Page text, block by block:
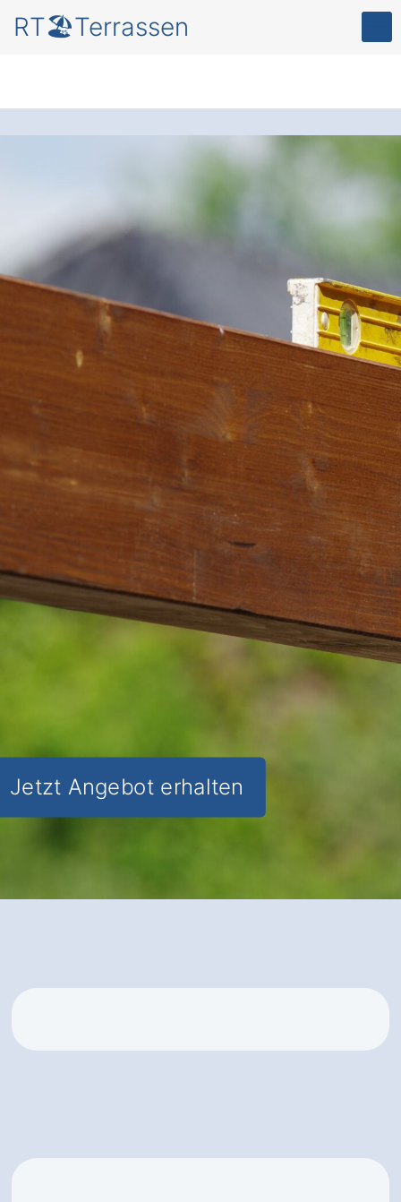
RT🏖️Terrassen
Terrassenüberdachu
ng in Hennef
Depensiefen im
Fokus
für mehr
Komfort und Schutz
in Ihrem Garten.
Die Terrassenüberdachung in Hennef
Depensiefen : Schutz vor Wetter, mehr
Lebensqualität und
ganzjähriger
Nutzen für Ihren Garten .
✅ Unverbindlich & Kostenfrei
✅Fundierte Beratungvon
Überdachungs-Experten
✅ Schutz und Komfort im Garten
✅ Inkl. Terrassenüberdachung
Jetzt Angebot erhalten